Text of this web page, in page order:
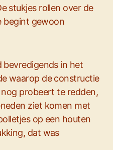
stukjes rollen over de
begint gewoon
in het
waarop de constructie
probeert te redden,
ziet komen met
op een houten
dat was